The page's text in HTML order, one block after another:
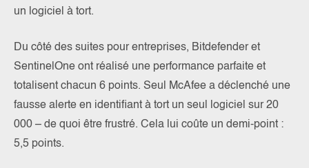
un logiciel à tort.
Du côté des suites pour entreprises, Bitdefender et
SentinelOne ont réalisé une performance parfaite et
totalisent chacun 6 points. Seul McAfee a déclenché une
fausse alerte en identifiant à tort un seul logiciel sur 20
000 – de quoi être frustré. Cela lui coûte un demi-point :
5,5 points.